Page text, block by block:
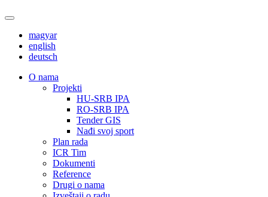
magyar
english
deutsch
О nama
Projekti
HU-SRB IPA
RO-SRB IPA
Tender GIS
Nađi svoj sport
Plan rada
ICR Tim
Dokumenti
Reference
Drugi o nama